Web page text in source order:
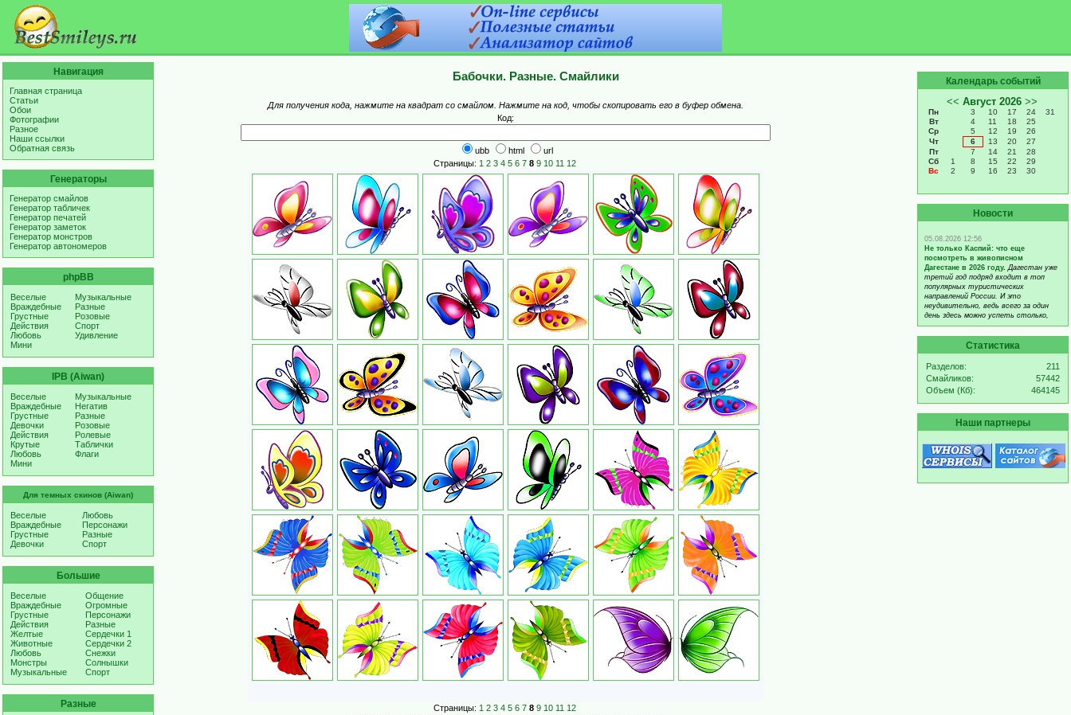
Навигация
Главная страница
Статьи
Обои
Фотографии
Разное
Наши ссылки
Обратная связь
Генераторы
Генератор смайлов
Генератор табличек
Генератор печатей
Генератор заметок
Генератор монстров
Генератор автономеров
phpBB
Веселые
Враждебные
Грустные
Действия
Любовь
Мини
Музыкальные
Разные
Розовые
Спорт
Удивление
IPB (Aiwan)
Веселые
Враждебные
Грустные
Девочки
Действия
Крутые
Любовь
Мини
Музыкальные
Негатив
Разные
Розовые
Ролевые
Таблички
Флаги
Для темных скинов (Aiwan)
Веселые
Враждебные
Грустные
Девочки
Любовь
Персонажи
Разные
Спорт
Большие
Веселые
Враждебные
Грустные
Действия
Желтые
Животные
Любовь
Монстры
Музыкальные
Общение
Огромные
Персонажи
Разные
Сердечки 1
Сердечки 2
Снежки
Солнышки
Спорт
Разные
Бабочки. Разные. Смайлики
Для получения кода, нажмите на квадрат со смайлом. Нажмите на код, чтобы скопировать его в буфер обмена.
Код:
ubb html
url
Страницы: 1 2 3 4 5 6 7 8 9 10 11 12
Страницы: 1 2 3 4 5 6 7 8 9 10 11 12
Календарь событий
Новости
Статистика
Разделов:
211
Смайликов:
57442
Объем (Кб):
464145
Наши партнеры